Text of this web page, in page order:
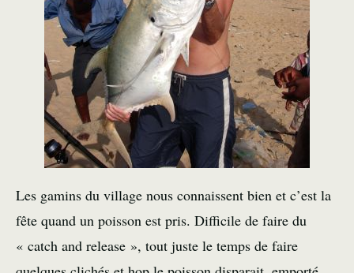
Les gamins du village nous connaissent bien et c’est la
fête quand un poisson est pris. Difficile de faire du
« catch and release », tout juste le temps de faire